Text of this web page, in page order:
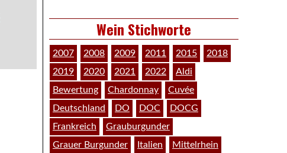
Wein Stichworte
2007 2008 2009 2011 2015
2018
2019
2020 2021 2022
Aldi
Bewertung
Chardonnay
Cuvée
Deutschland
DO DOC
DOCG
Frankreich
Grauburgunder
Grauer Burgunder
Italien
Mittelrhein